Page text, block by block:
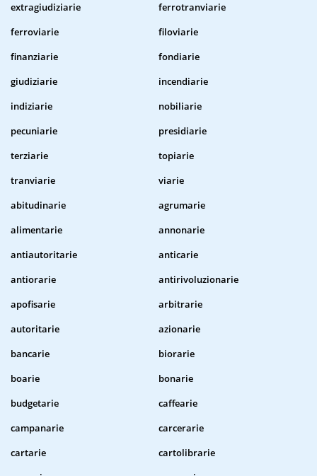
extragiudiziarie
ferrotranviarie
ferroviarie
filoviarie
finanziarie
fondiarie
giudiziarie
incendiarie
indiziarie
nobiliarie
pecuniarie
presidiarie
terziarie
topiarie
tranviarie
viarie
abitudinarie
agrumarie
alimentarie
annonarie
antiautoritarie
anticarie
antiorarie
antirivoluzionarie
apofisarie
arbitrarie
autoritarie
azionarie
bancarie
biorarie
boarie
bonarie
budgetarie
caffearie
campanarie
carcerarie
cartarie
cartolibrarie